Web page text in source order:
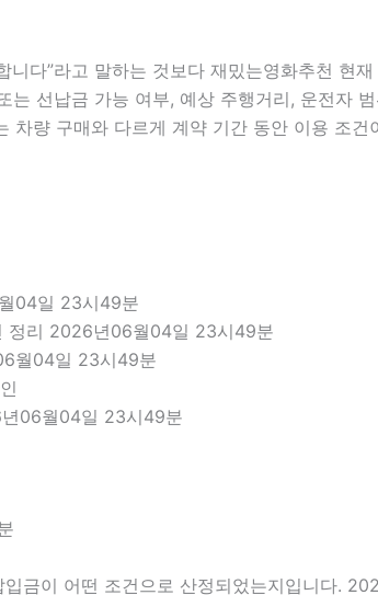
니다”라고 말하는 것보다 재밌는영화추천
는 선납금 가능 여부, 예상 주행거리, 운전
차량 구매와 다르게 계약 기간 동안 이용 조
04일 23시49분
정리 2026년06월04일 23시49분
월04일 23시49분
06월04일 23시49분
금이 어떤 조건으로 산정되었는지입니다.